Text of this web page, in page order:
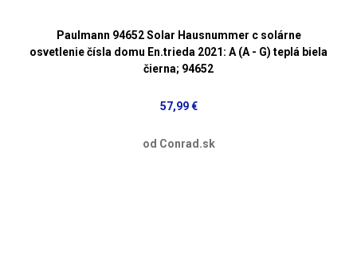
Paulmann 94652 Solar Hausnummer c solárne
osvetlenie čísla domu En.trieda 2021: A (A - G) teplá biela
čierna; 94652
57,99 €
od Conrad.sk